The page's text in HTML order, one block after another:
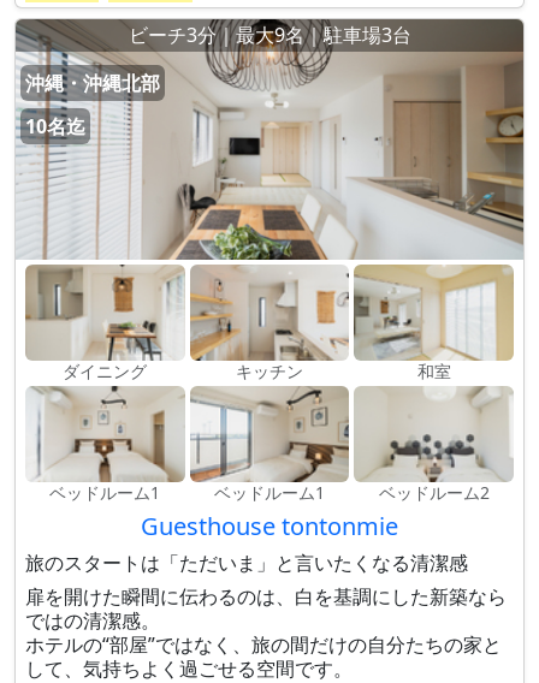
ビーチ3分｜最大9名｜駐車場3台
沖縄・沖縄北部
10名迄
ダイニング キッチン 和室
ベッドルーム1 ベッドルーム1 ベッドルーム2
Guesthouse tontonmie
旅のスタートは「ただいま」と言いたくなる清潔感
扉を開けた瞬間に伝わるのは、白を基調にした新築なら
ではの清潔感。
ホテルの“部屋”ではなく、旅の間だけの自分たちの家と
して、気持ちよく過ごせる空間です。